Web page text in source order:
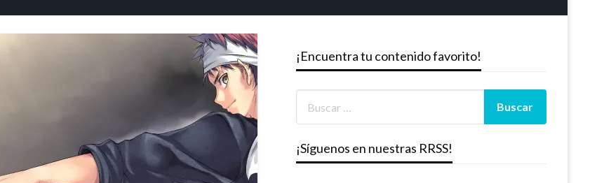
¡Encuentra tu contenido favorito!
¡Síguenos en nuestras RRSS!